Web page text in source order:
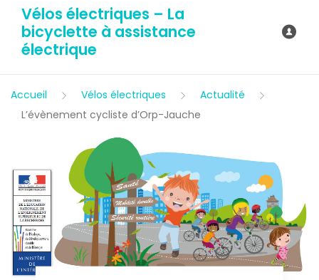
Vélos électriques – La
bicyclette à assistance
électrique
Accueil Vélos électriques
Actualité
L’évènement cycliste d’Orp-Jauche